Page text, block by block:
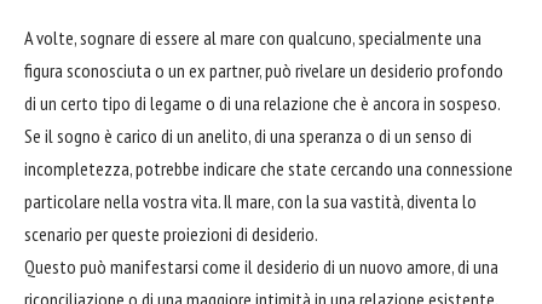
A volte, sognare di essere al mare con qualcuno, specialmente una
figura sconosciuta o un ex partner, può rivelare un desiderio profondo
di un certo tipo di legame o di una relazione che è ancora in sospeso.
Se il sogno è carico di un anelito, di una speranza o di un senso di
incompletezza, potrebbe indicare che state cercando una connessione
particolare nella vostra vita. Il mare, con la sua vastità, diventa lo
scenario per queste proiezioni di desiderio.
Questo può manifestarsi come il desiderio di un nuovo amore, di una
riconciliazione o di una maggiore intimità in una relazione esistente.